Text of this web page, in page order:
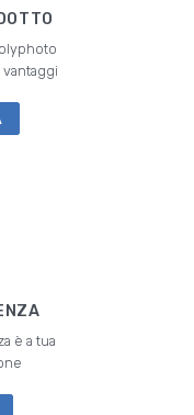
è a tua